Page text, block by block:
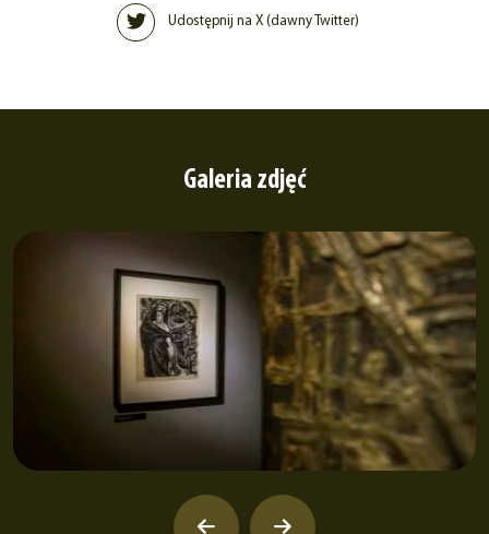
Udostępnij na X (dawny Twitter)
Galeria zdjęć